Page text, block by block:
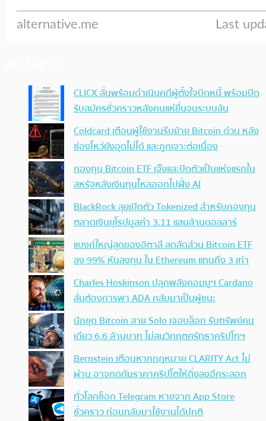
CLICX ลั่นพร้อมดำเนินคดีผู้ตั้งใจบิดหนี้ พร้อมปิด
รับสมัครชั่วคราวหลังคนแห่ยื่นจนระบบล้น
Coldcard เตือนผู้ใช้งานรีบย้าย Bitcoin ด่วน หลัง
ช่องโหว่ยังอุดไม่ได้ และถูกเจาะต่อเนื่อง
กองทุน Bitcoin ETF เจ๊งและปิดตัวเป็นแห่งแรกใน
สหรัฐหลังเงินทุนไหลออกไปฝั่ง AI
BlackRock ลุยเปิดตัว Tokenized สำหรับกองทุน
ตลาดเงินยุโรปมูลค่า 3.11 แสนล้านดอลลาร์
แบงก์ใหญ่สุดของอิตาลี ลดสัดส่วน Bitcoin ETF
ลง 99% หันลงทุน ใน Ethereum แทนถึง 3 เท่า
Charles Hoskinson ปลุกพลังคอมมูฯ Cardano
ลั่นต้องการพา ADA กลับมาเป็นผู้ชนะ
นักขุด Bitcoin สาย Solo เจอบล็อก รับทรัพย์คน
เดียว 6.6 ล้านบาท ไม่สนวิกฤตศรัทธาคริปโทฯ
Bernstein เตือนหากกฎหมาย CLARITY Act ไม่
ผ่าน อาจกดดันราคาคริปโตให้ดิ่งลงอีกระลอก
ทั่วโลกช็อก Telegram หายจาก App Store
ชั่วคราว ก่อนกลับมาใช้งานได้ปกติ